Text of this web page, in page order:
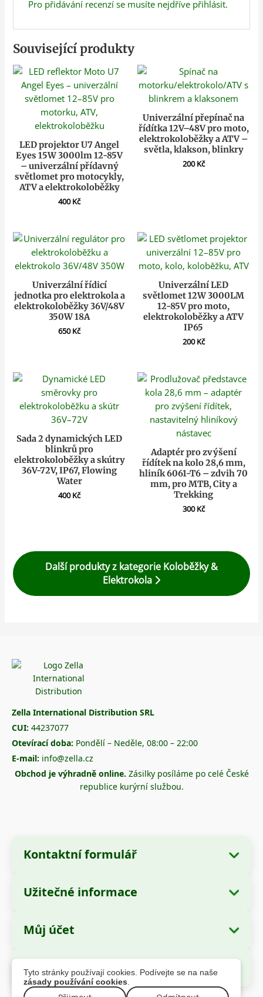
Tyto stránky používají cookies. Podívejte se na naše
zásady používání cookies
Pro přidávání recenzí se musíte nejdříve přihlásit.
Související produkty
LED projektor U7 Angel
Eyes 15W 3000lm 12-85V
– univerzální přídavný
světlomet pro motocykly,
ATV a elektrokoloběžky
400Kč
Univerzální přepínač na
řídítka 12V–48V pro moto,
elektrokoloběžky a ATV –
světla, klakson, blinkry
200Kč
Univerzální řídicí
jednotka pro elektrokola a
elektrokoloběžky 36V/48V
350W 18A
650Kč
Univerzální LED
světlomet 12W 3000LM
12-85V pro moto,
elektrokoloběžky a ATV
IP65
200Kč
Sada 2 dynamických LED
blinkrů pro
elektrokoloběžky a skútry
36V-72V, IP67, Flowing
Water
400Kč
Adaptér pro zvýšení
řídítek na kolo 28,6 mm,
hliník 6061-T6 – zdvih 70
mm, pro MTB, City a
Trekking
300Kč
Další produkty z kategorie Koloběžky &
Elektrokola
Zella International Distribution SRL
CUI: 44237077
Otevírací doba: Pondělí – Neděle, 08:00 – 22:00
E-mail: info@zella.cz
Obchod je výhradně online. Zásilky posíláme po celé České
republice kurýrní službou.
Kontaktní formulář
Název společnosti:
Distribution SRL
Sídlo:Strada Cuza Vodă nr. 97, Sector 4,
București, 040283, România
Užitečné informace
Jak objednávat?
Způsoby platby
Informace o dopravě
Můj účet
Moje objednávky
Osobní údaje
Bezpečné platby